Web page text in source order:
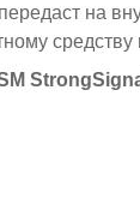
на
средству